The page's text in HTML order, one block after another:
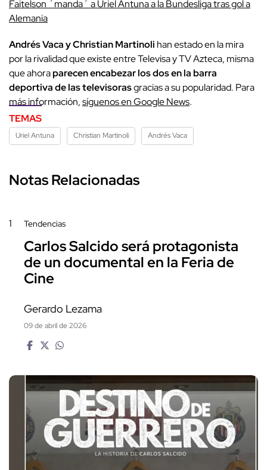
Faitelson ´manda´ a Uriel Antuna a la Bundesliga tras gol a
Alemania
Andrés Vaca y Christian Martinoli han estado en la mira
por la rivalidad que existe entre Televisa y TV Azteca, misma
que ahoraparecen encabezar los dos en la barra
deportiva de las televisorasgracias a su popularidad. Para
más información,síguenos en Google News.
TEMAS
Uriel Antuna Christian Martinoli Andrés Vaca
Notas Relacionadas
1 Tendencias
Carlos Salcido será protagonista
de un documental en la Feria de
Cine
Gerardo Lezama
09 de abril de 2026